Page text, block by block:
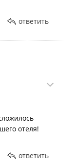
ответить
отеля!
ответить